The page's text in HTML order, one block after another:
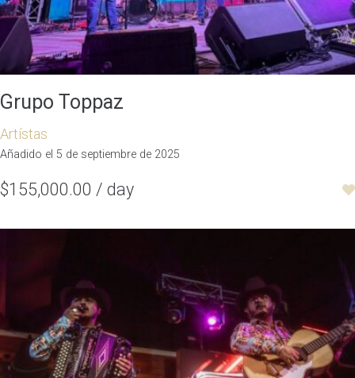
Grupo Toppaz
Artístas
Añadido el 5 de septiembre de 2025
$155,000.00 / day